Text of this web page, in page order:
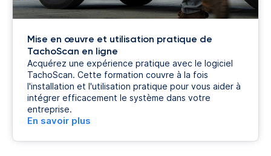
Mise en œuvre et utilisation pratique de
TachoScan en ligne
Acquérez une expérience pratique avec le logiciel
TachoScan. Cette formation couvre à la fois
l'installation et l'utilisation pratique pour vous aider à
intégrer efficacement le système dans votre
entreprise.
En savoir plus